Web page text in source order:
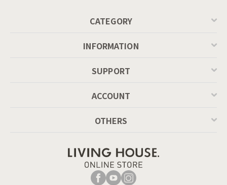
CATEGORY
INFORMATION
SUPPORT
ACCOUNT
OTHERS